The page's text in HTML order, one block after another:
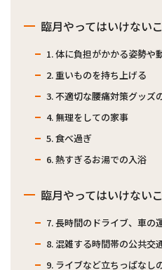
臨月やってはいけな
1. 体に負担がかかる姿勢や
2. 重いものを持ち上げる
3. 不適切な腰痛対策グッズ
4. 無理をしての家事
5. 食べ過ぎ
6. 熱すぎるお湯での入浴
臨月やってはいけな
7. 長時間のドライブ、車の
8. 混雑する時間帯の公共交
9. ライブなど立ちっぱなし